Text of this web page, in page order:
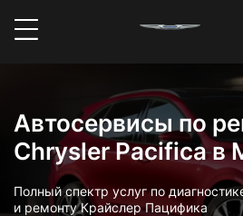
Автосервисы по
Chrysler Pacifica в
Полный спектр услуг по
и ремонту Крайслер Пацифика